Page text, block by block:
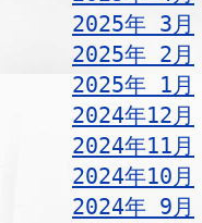
2025年 3月
2025年 2月
2025年 1月
2024年12月
2024年11月
2024年10月
2024年 9月